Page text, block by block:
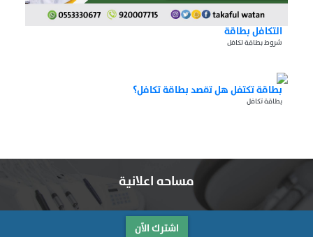
التكافل بطاقة
شروط بطاقة تكافل
بطاقة تكتفل هل تقصد بطاقة تكافل؟
بطاقة تكافل
مساحه اعلانية
اشترك الآن